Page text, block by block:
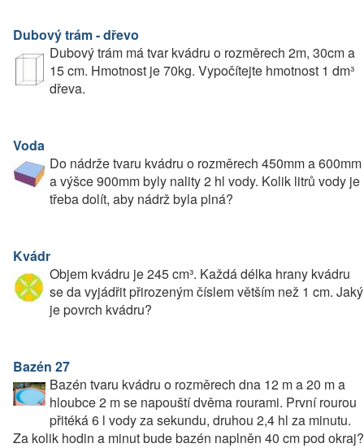
Dubový trám - dřevo
Dubový trám má tvar kvádru o rozměrech 2m, 30cm a
15 cm. Hmotnost je 70kg. Vypočítejte hmotnost 1 dm³
dřeva.
Voda
Do nádrže tvaru kvádru o rozměrech 450mm a 600mm
a výšce 900mm byly nality 2 hl vody. Kolik litrů vody je
třeba dolít, aby nádrž byla plná?
Kvádr
Objem kvádru je 245 cm³. Každá délka hrany kvádru
se da vyjádřit přirozeným číslem větším než 1 cm. Jaký
je povrch kvádru?
Bazén 27
Bazén tvaru kvádru o rozměrech dna 12 m a 20 m a
hloubce 2 m se napouští dvěma rourami. První rourou
přitéká 6 l vody za sekundu, druhou 2,4 hl za minutu.
Za kolik hodin a minut bude bazén naplněn 40 cm pod okraj?